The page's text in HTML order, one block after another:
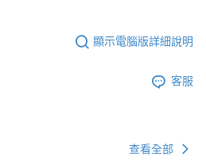
顯示電腦版詳細說明
客服
查看全部